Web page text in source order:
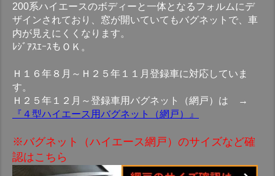
200系ハイエースのボディーと一体となるフォルムにデ
ザインされており、窓が開いていてもバグネットで、車
内が見えにくくなります。
ﾚｼﾞｱｽｴｰｽもＯＫ。
Ｈ１６年８月～Ｈ２５年１１月登録車に対応していま
す。
Ｈ２５年１２月～登録車用バグネット（網戸）は →
『４型ハイエース用バグネット（網戸）』
※バグネット（ハイエース網戸）のサイズなど確
認はこちら